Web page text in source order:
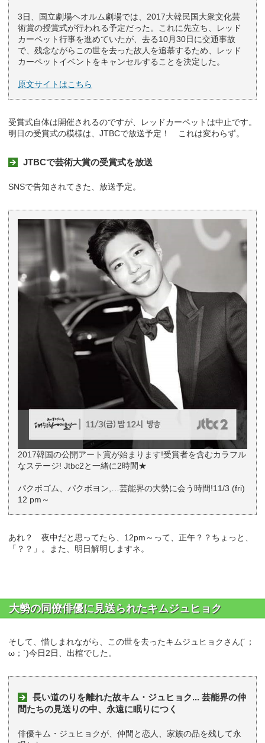
3日、国立劇場ヘオルム劇場では、2017大韓民国大衆文化芸
術賞の授賞式が行われる予定だった。これに先立ち、レッド
カーペット行事を進めていたが、去る10月30日に交通事故
で、残念ながらこの世を去った故人を追慕するため、レッド
カーペットイベントをキャンセルすることを決定した。
原文サイトはこちら
受賞式自体は開催されるのですが、レッドカーペットは中止です。
明日の受賞式の模様は、JTBCで放送予定！ これは変わらず。
JTBCで芸術大賞の受賞式を放送
SNSで告知されてきた、放送予定。
2017韓国の公開アート賞が始まります!受賞者を含むカラフル
なステージ! Jtbc2と一緒に2時間★
パクボゴム、パクボヨン,…芸能界の大勢に会う時間!11/3 (fri)
12 pm～
あれ？ 夜中だと思ってたら、12pm～って、正午？？ちょっと、
「？？」。また、明日解明しますネ。
大勢の同僚俳優に見送られたキムジュヒョク
そして、惜しまれながら、この世を去ったキムジュヒョクさん(´；
ω；`)今日2日、出棺でした。
長い道のりを離れた故キム・ジュヒョク... 芸能界の仲
間たちの見送りの中、永遠に眠りにつく
俳優キム・ジュヒョクが、仲間と恋人、家族の品を残して永